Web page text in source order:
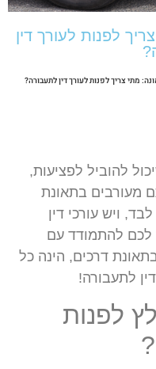
לפנות לעורך דין
צריך לפנות לעורך דין לתעבורה?
להוביל לפציעות,
מעורבים בתאונת
ויש עורכי דין
להתמודד עם
דרכים, הינה כל
לתעבורה!
לפנות